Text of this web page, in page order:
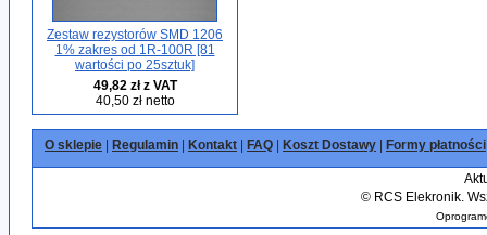
Zestaw rezystorów SMD 1206
1% zakres od 1R-100R [81
wartości po 25sztuk]
49,82 zł z VAT
40,50 zł netto
O sklepie Regulamin Kontakt FAQ Koszt Dostawy Formy płatności
©RCS Elekronik.